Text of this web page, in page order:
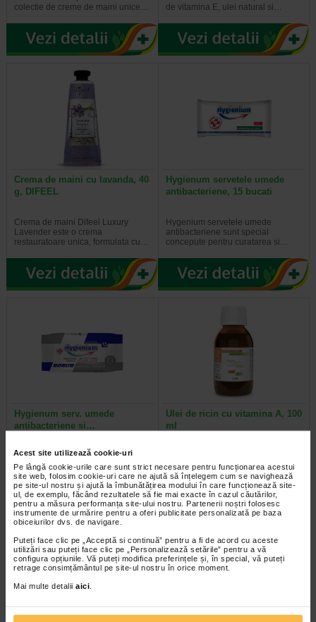
Acest site utilizează cookie-uri
Pe lângă cookie-urile care sunt strict necesare pentru funcționarea acestui
site web, folosim cookie-uri care ne ajută să înțelegem cum se navighează
pe site-ul nostru și ajută la îmbunătățirea modului în care funcționează site-
ul, de exemplu, făcând rezultatele să fie mai exacte în cazul căutărilor,
pentru a măsura performanța site-ului nostru. Partenerii noștri folosesc
instrumente de urmărire pentru a oferi publicitate personalizată pe baza
obiceiurilor dvs. de navigare.
Puteți face clic pe „Acceptă si continuă” pentru a fi de acord cu aceste
utilizări sau puteți face clic pe „Personalizează setările” pentru a vă
configura opțiunile. Vă puteți modifica preferințele și, în special, vă puteți
retrage consimțământul pe site-ul nostru în orice moment.
Mai multe detalii aici
colectie de creme de maini unice…
de vitamina E, ulei natural si…
Crema de maini cu lavanda, 40
g, DIFEEL
Crema de maini Difeel Luxury
Lavender este o crema
restauratoare unica, formulata cu…
Hygienum servetele umede
antibacteriene, 15 bucati
Hygenium servetele umede
antibacteriene sunt special
concepute pentru curatarea si…
Hygienum serv. umede
antibacteriene si…
Hygenium servetele umede
antibacteriene cu efect dezinfectant
sunt special realizate pentru…
Ulei de ricin cu vitamina A, 100
ml
A are proprietati regenerante,
nutritive si emoliente asupra…